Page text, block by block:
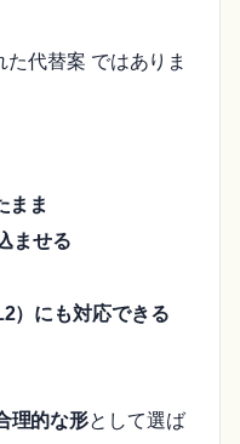
代替案 ではありま
まま
ませる
）にも対応できる
理的な形として選ば